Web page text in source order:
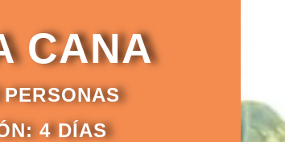
CANA
4 DÍAS